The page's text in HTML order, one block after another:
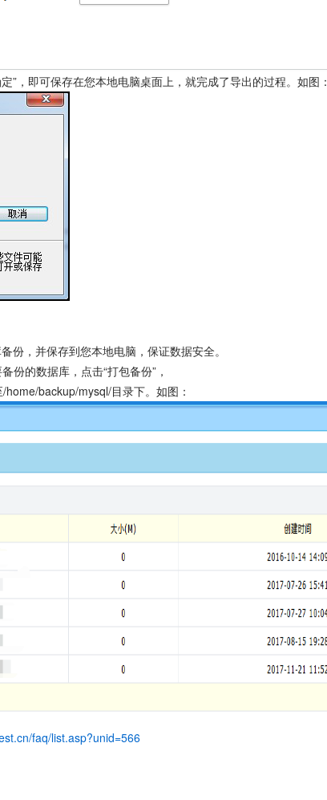
”，即可保存在您本地电脑桌面上，就完成了导出的过程。如图：
份，并保存到您本地电脑，保证数据安全。
份的数据库，点击“打包备份”，
backup/mysql/目录下。如图：
faq/list.asp?unid=566